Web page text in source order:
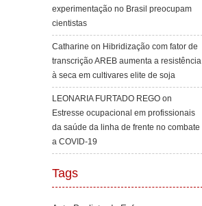
experimentação no Brasil preocupam
cientistas
Catharine on Hibridização com fator de
transcrição AREB aumenta a resistência
à seca em cultivares elite de soja
LEONARIA FURTADO REGO on
Estresse ocupacional em profissionais
da saúde da linha de frente no combate
a COVID-19
Tags